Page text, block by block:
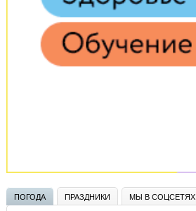
ПОГОДА ПРАЗДНИКИ МЫ В СОЦСЕТЯХ